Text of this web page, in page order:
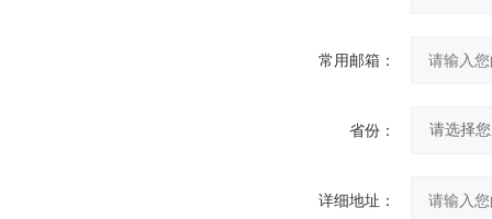
常用邮箱：
省份：
详细地址：